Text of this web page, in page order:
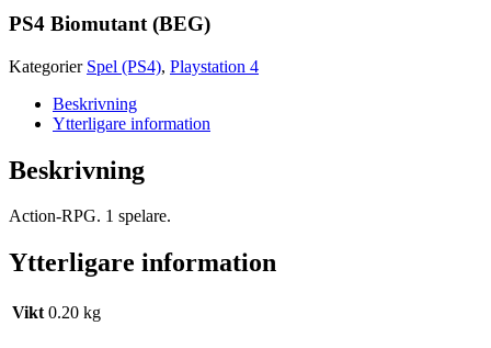
PS4 Biomutant (BEG)
Kategorier Spel (PS4), Playstation 4
Beskrivning
Ytterligare information
Beskrivning
Action-RPG. 1 spelare.
Ytterligare information
Vikt 0.20 kg